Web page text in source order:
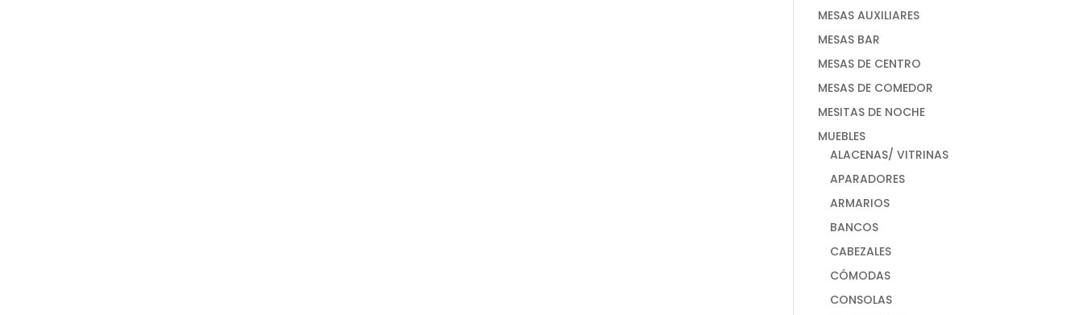
MESAS AUXILIARES
MESAS BAR
MESAS DE CENTRO
MESAS DE COMEDOR
MESITAS DE NOCHE
MUEBLES
ALACENAS/ VITRINAS
APARADORES
ARMARIOS
BANCOS
CABEZALES
CÓMODAS
CONSOLAS